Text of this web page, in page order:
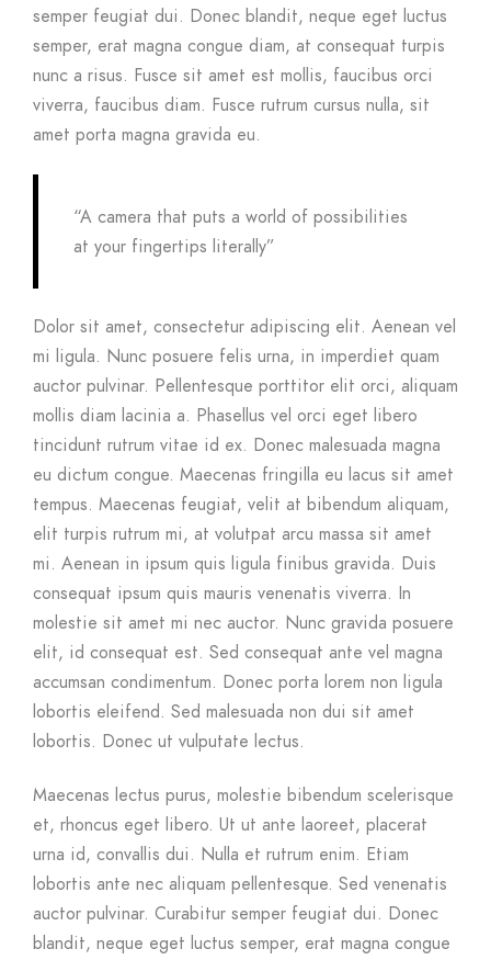
semper feugiat dui. Donec blandit, neque eget luctus
semper, erat magna congue diam, at consequat turpis
nunc a risus. Fusce sit amet est mollis, faucibus orci
viverra, faucibus diam. Fusce rutrum cursus nulla, sit
amet porta magna gravida eu.
“A camera that puts a world of possibilities
at your fingertips literally”
Dolor sit amet, consectetur adipiscing elit. Aenean vel
mi ligula. Nunc posuere felis urna, in imperdiet quam
auctor pulvinar. Pellentesque porttitor elit orci, aliquam
mollis diam lacinia a. Phasellus vel orci eget libero
tincidunt rutrum vitae id ex. Donec malesuada magna
eu dictum congue. Maecenas fringilla eu lacus sit amet
tempus. Maecenas feugiat, velit at bibendum aliquam,
elit turpis rutrum mi, at volutpat arcu massa sit amet
mi. Aenean in ipsum quis ligula finibus gravida. Duis
consequat ipsum quis mauris venenatis viverra. In
molestie sit amet mi nec auctor. Nunc gravida posuere
elit, id consequat est. Sed consequat ante vel magna
accumsan condimentum. Donec porta lorem non ligula
lobortis eleifend. Sed malesuada non dui sit amet
lobortis. Donec ut vulputate lectus.
Maecenas lectus purus, molestie bibendum scelerisque
et, rhoncus eget libero. Ut ut ante laoreet, placerat
urna id, convallis dui. Nulla et rutrum enim. Etiam
lobortis ante nec aliquam pellentesque. Sed venenatis
auctor pulvinar. Curabitur semper feugiat dui. Donec
blandit, neque eget luctus semper, erat magna congue